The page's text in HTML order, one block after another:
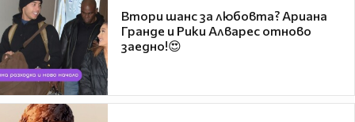
Втори шанс за любовта? Ариана
Гранде и Рики Алварес отново
заедно!😍